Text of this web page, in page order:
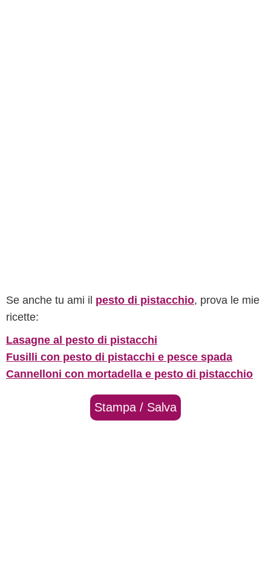
Se anche tu ami il pesto di pistacchio, prova le mie
ricette:
Lasagne al pesto di pistacchi
Fusilli con pesto di pistacchi e pesce spada
Cannelloni con mortadella e pesto di pistacchio
Stampa / Salva